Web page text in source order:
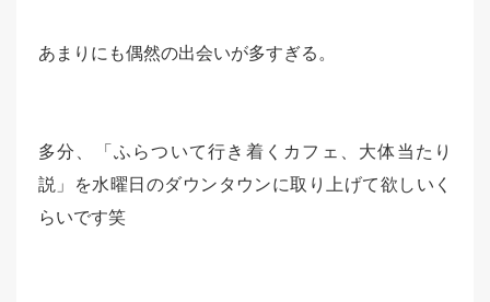
あまりにも偶然の出会いが多すぎる。
多分、「ふらついて行き着くカフェ、大体当たり
説」を水曜日のダウンタウンに取り上げて欲しいく
らいです笑